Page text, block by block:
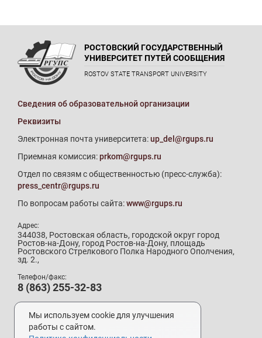
РОСТОВСКИЙ ГОСУДАРСТВЕННЫЙ
УНИВЕРСИТЕТ ПУТЕЙ СООБЩЕНИЯ
ROSTOV STATE TRANSPORT UNIVERSITY
Сведения об образовательной организации
Реквизиты
Электронная почта университета:up_del@rgups.ru
Приемная комиссия:prkom@rgups.ru
Отдел по связям с общественностью (пресс-служба):
press_centr@rgups.ru
По вопросам работы сайта:www@rgups.ru
Адрес:
344038, Ростовская область, городской округ город
Ростов-на-Дону, город Ростов-на-Дону, площадь
Ростовского Стрелкового Полка Народного Ополчения,
зд. 2.,
Телефон/факс:
8 (863) 255-32-83
Телефон приемной комиссии:
8 (800) 707-19-29
8 (863) 272-64-88
Мы используем cookie для улучшения
работы с сайтом.